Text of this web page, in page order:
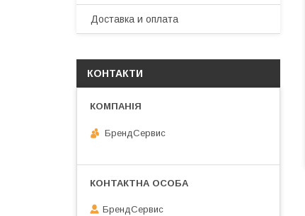
Доставка и оплата
КОНТАКТИ
БрендСервис
БрендСервис